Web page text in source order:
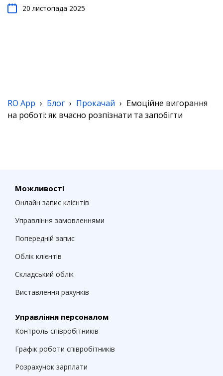
20 листопада 2025
RO App › Блог › Прокачай › Емоційне вигорання
на роботі: як вчасно розпізнати та запобігти
Можливості
Онлайн запис клієнтів
Управління замовленнями
Попередній запис
Облік клієнтів
Складський облік
Виставлення рахунків
Управління персоналом
Контроль співробітників
Графік роботи співробітників
Розрахунок зарплати